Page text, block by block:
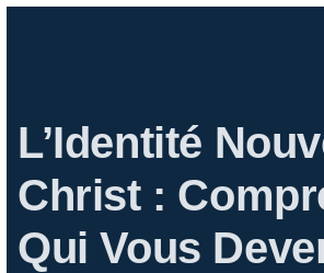
L’Identité
Christ :
Qui Vous